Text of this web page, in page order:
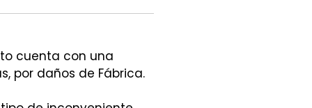
cuenta con una
por daños de Fábrica.